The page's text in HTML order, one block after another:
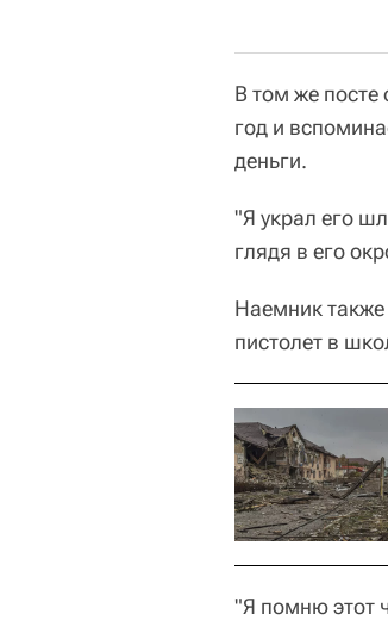
В том же посте
год и
деньги.
"Я украл его
глядя в его
Наемник
пистолет в
"Я помню этот